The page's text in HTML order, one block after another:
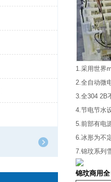
1.采用世界
2.全自动微
3.全304 2B
4.节电节水
5.前部有电
6.冰形为不
7.锦玟系列
锦玟商用